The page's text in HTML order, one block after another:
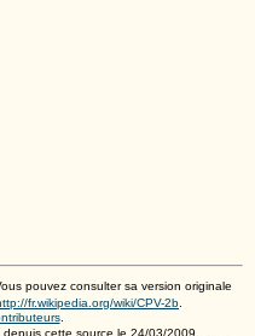
pouvez consulter sa version originale
fr.wikipedia.org/wiki/CPV-2b
.
cette source le 24/03/2009